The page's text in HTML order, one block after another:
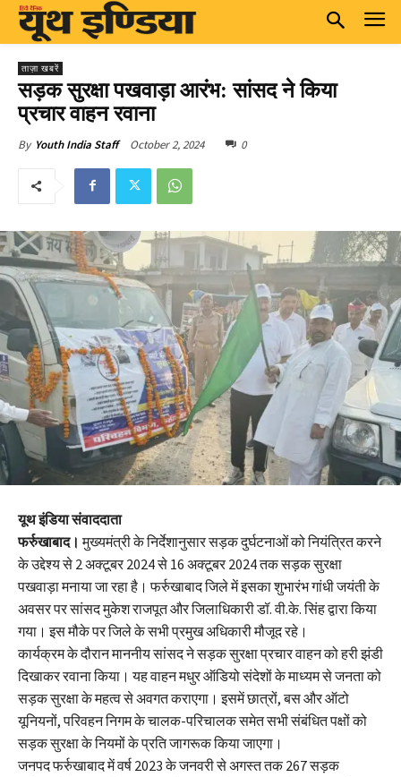
ताज़ा खबरें
सड़क सुरक्षा पखवाड़ा आरंभ: सांसद ने किया
प्रचार वाहन रवाना
By Youth India Staff October 2, 2024 0
यूथ इंडिया संवाददाता
फर्रुखाबाद। मुख्यमंत्री के निर्देशानुसार सड़क दुर्घटनाओं को नियंत्रित करने
के उद्देश्य से 2 अक्टूबर 2024 से 16 अक्टूबर 2024 तक सड़क सुरक्षा
पखवाड़ा मनाया जा रहा है। फर्रुखाबाद जिले में इसका शुभारंभ गांधी जयंती के
अवसर पर सांसद मुकेश राजपूत और जिलाधिकारी डॉ. वी.के. सिंह द्वारा किया
गया। इस मौके पर जिले के सभी प्रमुख अधिकारी मौजूद रहे।
कार्यक्रम के दौरान माननीय सांसद ने सड़क सुरक्षा प्रचार वाहन को हरी झंडी
दिखाकर रवाना किया। यह वाहन मधुर ऑडियो संदेशों के माध्यम से जनता को
सड़क सुरक्षा के महत्व से अवगत कराएगा। इसमें छात्रों, बस और ऑटो
यूनियनों, परिवहन निगम के चालक-परिचालक समेत सभी संबंधित पक्षों को
सड़क सुरक्षा के नियमों के प्रति जागरूक किया जाएगा।
जनपद फर्रुखाबाद में वर्ष 2023 के जनवरी से अगस्त तक 267 सड़क